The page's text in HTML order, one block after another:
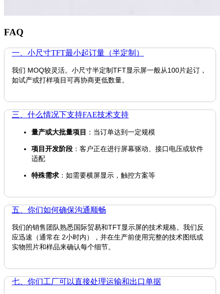
FAQ
一、小尺寸TFT最小起订量（半定制）
我们 MOQ较灵活。小尺寸半定制TFT显示屏一般从100片起订，
如试产或打样项目可再协商更低数量。
三、什么情况下支持FAE技术支持
量产或大批量项目 ：当订单达到一定规模
项目开发阶段 ：客户正在进行屏幕驱动、接口电压或软件
适配
特殊需求 ：如需要横屏显示，触控方案等
五、你们如何确保沟通顺畅
我们的销售团队熟悉国际贸易和TFT显示屏的技术规格。我们反
应迅速（通常在 2小时内），并在生产前使用完整的技术图纸或
实物照片和样品来确认每个细节。
七、你们工厂可以直接处理运输和出口单据